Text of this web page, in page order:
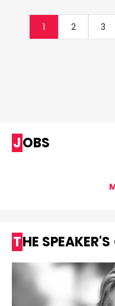
1 2 3
JOBS
THE SPEAKER'S